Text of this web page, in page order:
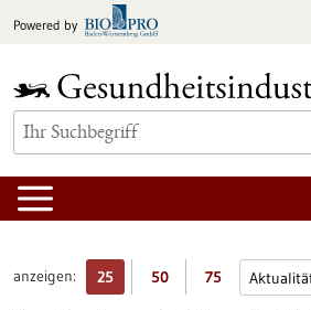
Inhalt
Powered by
anzeigen: 25 50 75